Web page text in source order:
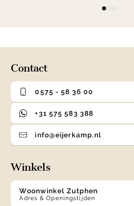
Contact
0575 - 58 36 00
+31 575 583 388
info@eijerkamp.nl
Winkels
Woonwinkel Zutphen
Adres & Openingstijden